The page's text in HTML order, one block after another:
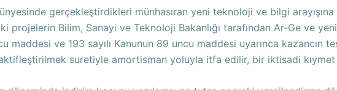
gerçekleştirdikleri münhasıran yeni teknoloji ve bilgi
projelerin Bilim, Sanayi ve Teknoloji Bakanlığı tarafından Ar-Ge ve
maddesi ve 193 sayılı Kanunun 89 uncu maddesi uyarınca kazancın
aktifleştirilmek suretiyle amortisman yoluyla itfa edilir, bir iktisadi